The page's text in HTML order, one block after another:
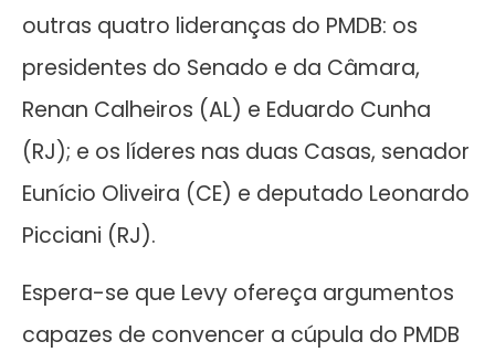
outras quatro lideranças do PMDB: os
presidentes do Senado e da Câmara,
Renan Calheiros (AL) e Eduardo Cunha
(RJ); e os líderes nas duas Casas, senador
Eunício Oliveira (CE) e deputado Leonardo
Picciani (RJ).
Espera-se que Levy ofereça argumentos
capazes de convencer a cúpula do PMDB